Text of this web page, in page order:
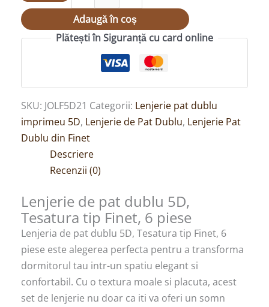
Adaugă în coș
Plătești în Siguranță cu card online
SKU: JOLF5D21 Categorii: Lenjerie pat dublu
imprimeu 5D, Lenjerie de Pat Dublu, Lenjerie Pat
Dublu din Finet
Descriere
Recenzii (0)
Lenjerie de pat dublu 5D,
Tesatura tip Finet, 6 piese
Lenjeria de pat dublu 5D, Tesatura tip Finet, 6
piese este alegerea perfecta pentru a transforma
dormitorul tau intr-un spatiu elegant si
confortabil. Cu o textura moale si placuta, acest
set de lenjerie nu doar ca iti va oferi un somn